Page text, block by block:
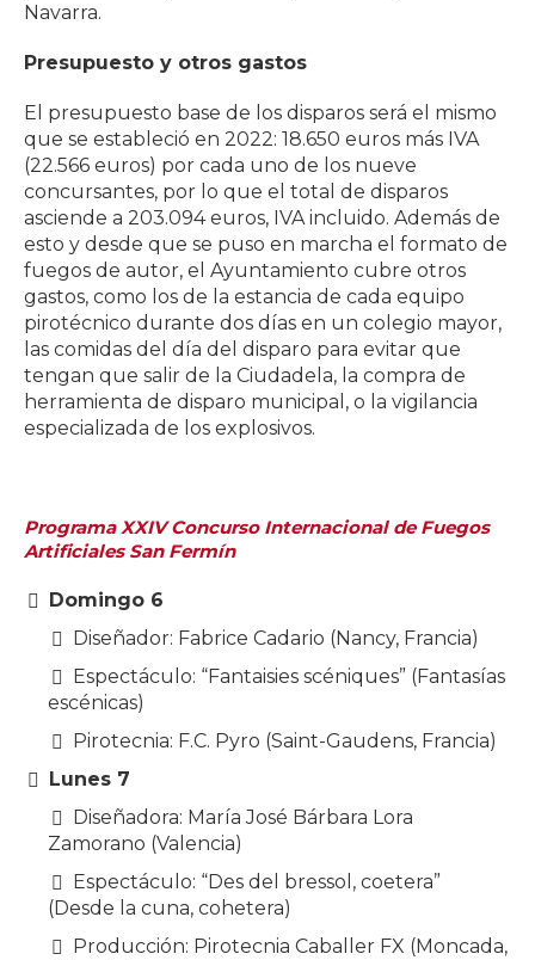
Navarra.
Presupuesto y otros gastos
El presupuesto base de los disparos será el mismo
que se estableció en 2022: 18.650 euros más IVA
(22.566 euros) por cada uno de los nueve
concursantes, por lo que el total de disparos
asciende a 203.094 euros, IVA incluido. Además de
esto y desde que se puso en marcha el formato de
fuegos de autor, el Ayuntamiento cubre otros
gastos, como los de la estancia de cada equipo
pirotécnico durante dos días en un colegio mayor,
las comidas del día del disparo para evitar que
tengan que salir de la Ciudadela, la compra de
herramienta de disparo municipal, o la vigilancia
especializada de los explosivos.
Programa XXIV Concurso Internacional de Fuegos
Artificiales San Fermín
Domingo 6
Diseñador: Fabrice Cadario (Nancy, Francia)
Espectáculo: “Fantaisies scéniques” (Fantasías
escénicas)
Pirotecnia: F.C. Pyro (Saint-Gaudens, Francia)
Lunes 7
Diseñadora: María José Bárbara Lora
Zamorano (Valencia)
Espectáculo: “Des del bressol, coetera”
(Desde la cuna, cohetera)
Producción: Pirotecnia Caballer FX (Moncada,